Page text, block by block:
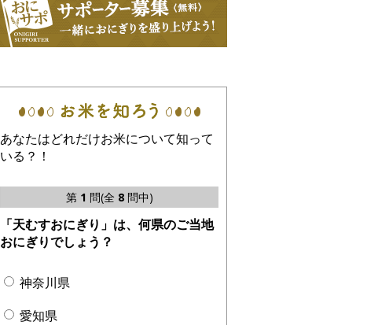
あなたはどれだけお米について知って
いる？！
第 1 問(全 8問中)
「天むすおにぎり」は、何県のご当地
おにぎりでしょう？
神奈川県
愛知県